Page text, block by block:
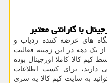
با گارانتی معتبر
های عرضه کننده ردیاب و
یک دهه در این زمینه فعالیت
کیم کالا کاملا اورجینال بوده
دارند، برای کسب اطلاعات
به سایت کیم کالا یه سری